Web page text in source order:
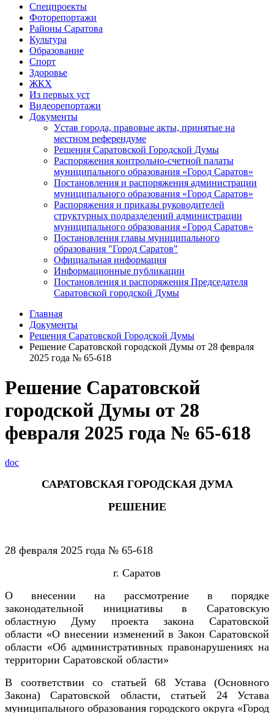
Спецпроекты
Фоторепортажи
Районы Саратова
Культура
Образование
Спорт
Здоровье
ЖКХ
Из пеpвых уст
Видеорепортажи
Документы
Уcтав города, правовые акты, принятые на
местном референдуме
Решения Саратовской Городской Думы
Распоряжения контрольно-счетной палаты
муниципального образования «Город Саратов»
Постановления и распоряжения администрации
муниципального образования «Город Саратов»
Распоряжения и приказы руководителей
структурных подразделений администрации
муниципального образования «Город Саратов»
Постановления главы муниципального
образования "Город Саратов"
Официальная информация
Информационные публикации
Постановления и распоряжения Председателя
Саратовской городской Думы
Главная
Документы
Решения Саратовской Городской Думы
Решение Саратовской городской Думы от 28 февраля
2025 года № 65-618
Решение Саратовской
городской Думы от 28
февраля 2025 года № 65-618
doc
САРАТОВСКАЯ ГОРОДСКАЯ ДУМА
РЕШЕНИЕ
28 февраля 2025 года № 65-618
г. Саратов
О внесении на рассмотрение в порядке
законодательной инициативы в Саратовскую
областную Думу проекта закона Саратовской
области «О внесении изменений в Закон Саратовской
области «Об административных правонарушениях на
территории Саратовской области»
В соответствии со статьей 68 Устава (Основного
Закона) Саратовской области, статьей 24 Устава
муниципального образования городского округа «Город